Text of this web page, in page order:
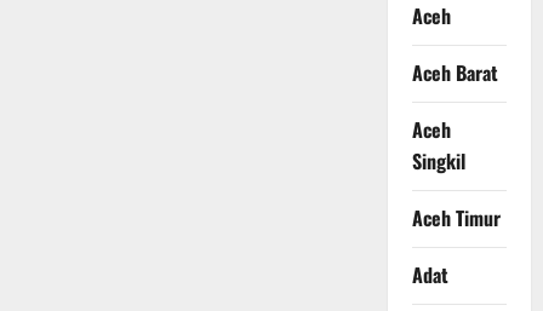
Aceh
Aceh Barat
Aceh
Singkil
Aceh Timur
Adat